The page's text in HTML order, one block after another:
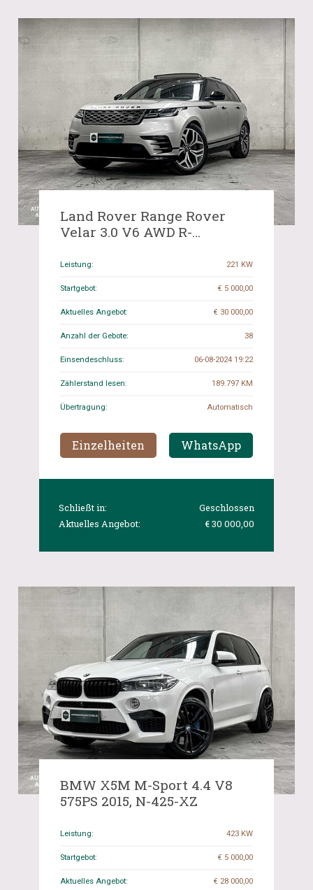
Land Rover Range Rover
Velar 3.0 V6 AWD R-
(Original-UK), SX-440-K
Leistung: 221 KW
Startgebot: € 5 000,00
Aktuelles Angebot: € 30 000,00
Anzahl der Gebote: 38
Einsendeschluss: 06-08-2024 19:22
Zählerstand lesen: 189.797 KM
Übertragung: Automatisch
Einzelheiten WhatsApp
Schließt in:
Geschlossen
Aktuelles Angebot:
€ 30 000,00
BMW X5M M-Sport 4.4 V8
575PS 2015, N-425-XZ
Leistung: 423 KW
Startgebot: € 5 000,00
Aktuelles Angebot: € 28 000,00